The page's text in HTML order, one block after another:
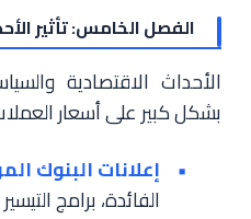
الفصل الخامس: تأثير
الأحداث الاقتصادية
بشكل كبير على أسعار
إعلانات البنوك
الفائدة، برامج